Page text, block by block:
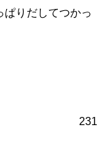
ぱりだしてつかっ
231